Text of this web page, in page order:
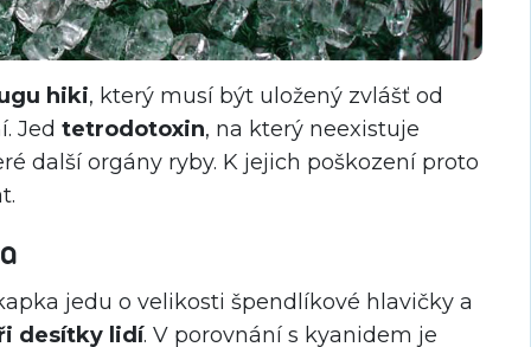
hiki, který musí být uložený zvlášť od
Jed tetrodotoxin, na který neexistuje
další orgány ryby. K jejich poškození proto
jedu o velikosti špendlíkové hlavičky a
desítky lidí. V porovnání s kyanidem je